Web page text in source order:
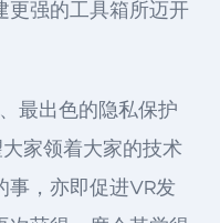
更强的工具箱所迈开
最出色的隐私保护
家领着大家的技术
事，亦即促进VR发